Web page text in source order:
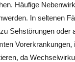
Häufige
In seltenen
Sehstörungen oder
da